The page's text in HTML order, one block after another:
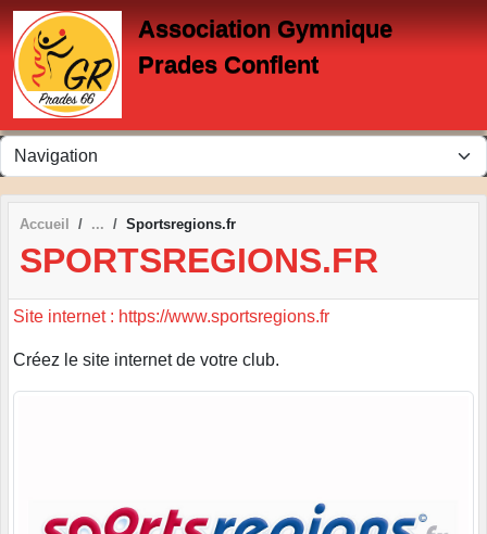
Association Gymnique
Prades Conflent
Accueil Sportsregions.fr
SPORTSREGIONS.FR
Site internet : https://www.sportsregions.fr
Créez le site internet de votre club.
Panneau de gestion des cookies